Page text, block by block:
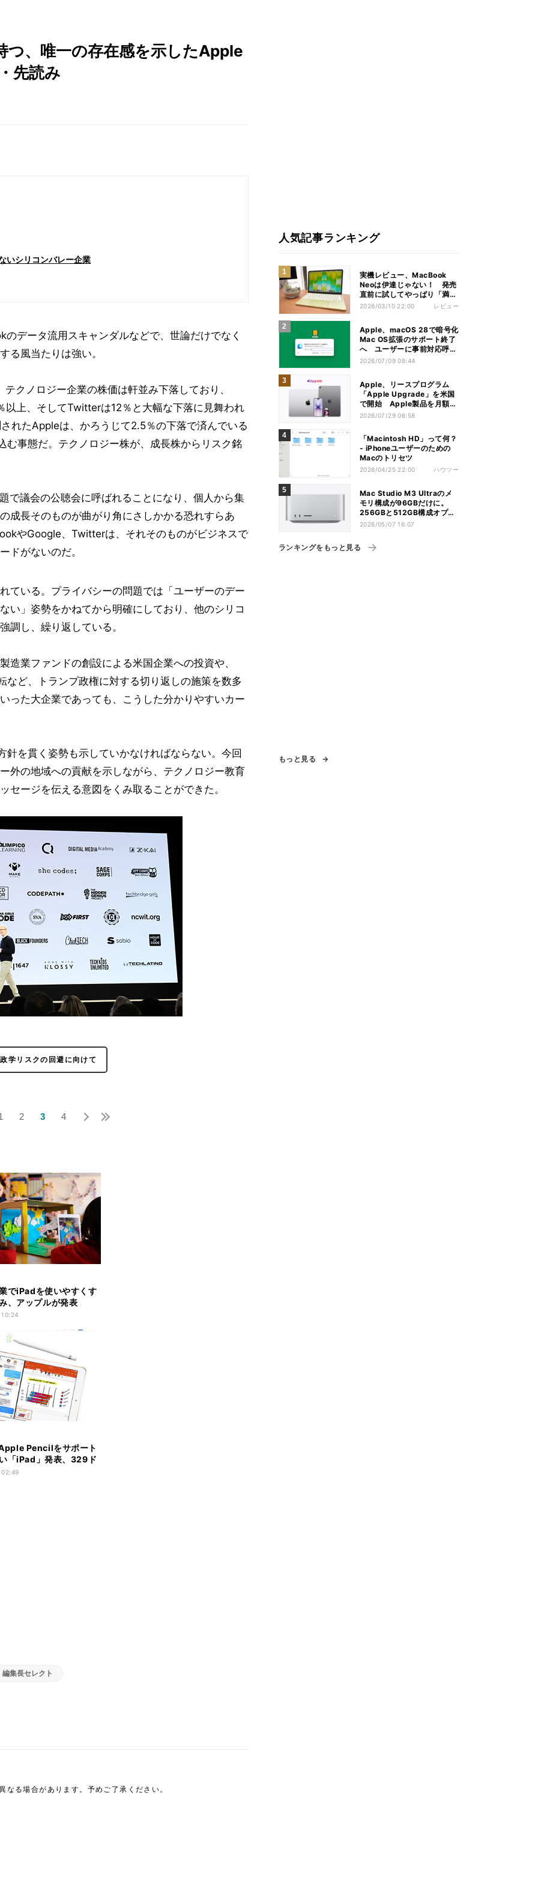
つ、唯一の存在感を示したApple
先読み
いシリコンバレー企業
データ流用スキャンダルなどで、世論だけでなく
る風当たりは強い。
クノロジー企業の株価は軒並み下落しており、
上、そしてTwitterは12％と大幅な下落に見舞われ
れたAppleは、かろうじて2.5％の下落で済んでいる
む事態だ。テクノロジー株が、成長株からリスク銘
議会の公聴会に呼ばれることになり、個人から集
成長そのものが曲がり角にさしかかる恐れすらあ
やGoogle、Twitterは、それそのものがビジネスで
ドがないのだ。
ている。プライバシーの問題では「ユーザーのデー
い」姿勢をかねてから明確にしており、他のシリコ
調し、繰り返している。
造業ファンドの創設による米国企業への投資や、
ど、トランプ政権に対する切り返しの施策を数多
った大企業であっても、こうした分かりやすいカー
を貫く姿勢も示していかなければならない。今回
外の地域への貢献を示しながら、テクノロジー教育
セージを伝える意図をくみ取ることができた。
学リスクの回避に向けて
2 3 4
でiPadを使いやすくす
、アップルが発表
Pencilをサポート
「iPad」発表、329ド
編集長セレクト
る場合があります。予めご了承ください。
人気記事ランキング
実機レビュー、MacBook
Neoは伊達じゃない！ 発売
直前に試してやっぱり「満
足」
2026/03/10 22:00 レビュー
Apple、macOS 28で暗号化
Mac OS拡張のサポート終了
へ ユーザーに事前対応呼び
かけ
2026/07/09 08:44
Apple、リースプログラム
「Apple Upgrade」を米国
で開始 Apple製品を月額で
利用
2026/07/29 06:58
「Macintosh HD」って何？
- iPhoneユーザーのための
Macのトリセツ
2026/04/25 22:00 ハウツー
Mac Studio M3 Ultraのメ
モリ構成が96GBだけに。
256GBと512GB構成オプシ
ョンが消失
2026/05/07 16:07
ランキングをもっと見る
もっと見る